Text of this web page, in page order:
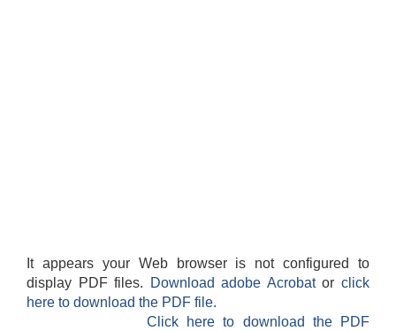
It appears your Web browser is not configured to
display PDF files.
Download adobe Acrobatorclick
here to download the PDF file.
Click here to download the PDF